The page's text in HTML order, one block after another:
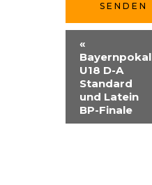
SENDEN
V
R
A
«
Bayernpokal
U18 D-A
Standard
und Latein
BP-Finale